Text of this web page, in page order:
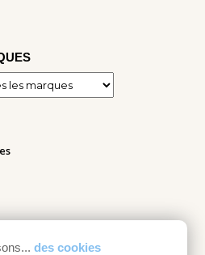
des cookies